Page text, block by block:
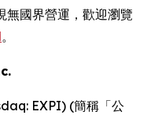
無國界營運，歡迎瀏覽
。
EXPI) (簡稱「公